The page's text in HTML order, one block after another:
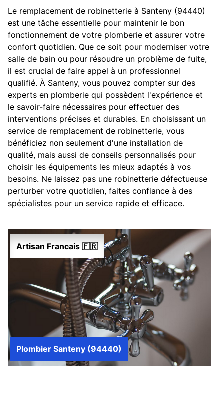
Le remplacement de robinetterie à Santeny (94440)
est une tâche essentielle pour maintenir le bon
fonctionnement de votre plomberie et assurer votre
confort quotidien. Que ce soit pour moderniser votre
salle de bain ou pour résoudre un problème de fuite,
il est crucial de faire appel à un professionnel
qualifié. À Santeny, vous pouvez compter sur des
experts en plomberie qui possèdent l'expérience et
le savoir-faire nécessaires pour effectuer des
interventions précises et durables. En choisissant un
service de remplacement de robinetterie, vous
bénéficiez non seulement d'une installation de
qualité, mais aussi de conseils personnalisés pour
choisir les équipements les mieux adaptés à vos
besoins. Ne laissez pas une robinetterie défectueuse
perturber votre quotidien, faites confiance à des
spécialistes pour un service rapide et efficace.
Artisan Francais 🇫🇷
Plombier Santeny (94440)